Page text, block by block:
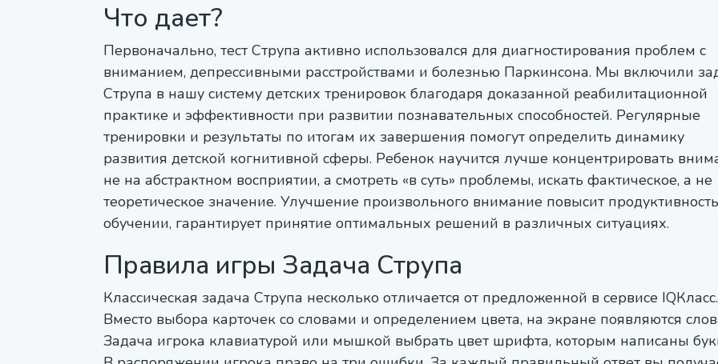
Что дает?
Первоначально, тест Струпа активно использовался для диагностирования проблем с
вниманием, депрессивными расстройствами и болезнью Паркинсона. Мы включили
Струпа в нашу систему детских тренировок благодаря доказанной реабилитационной
практике и эффективности при развитии познавательных способностей. Регулярные
тренировки и результаты по итогам их завершения помогут определить динамику
развития детской когнитивной сферы. Ребенок научится лучше концентрировать
не на абстрактном восприятии, а смотреть «в суть» проблемы, искать фактическое, а не
теоретическое значение. Улучшение произвольного внимание повысит
обучении, гарантирует принятие оптимальных решений в различных ситуациях.
Правила игры Задача Струпа
Классическая задача Струпа несколько отличается от предложенной в сервисе
Вместо выбора карточек со словами и определением цвета, на экране появляются
Задача игрока клавиатурой или мышкой выбрать цвет шрифта, которым написаны